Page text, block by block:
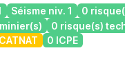
Séisme niv. 1
0
0 risque(s)
0 ICPE